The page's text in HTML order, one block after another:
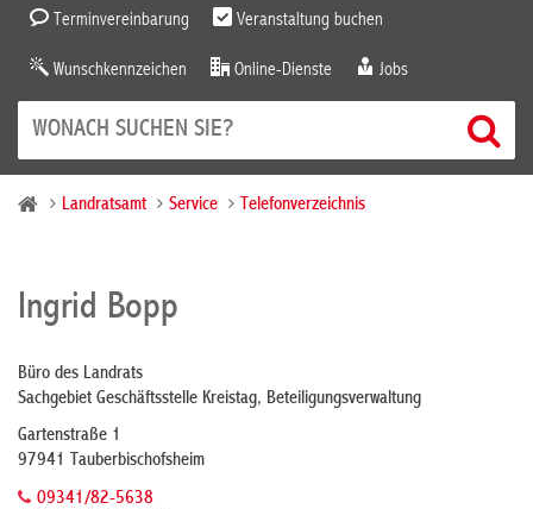
Terminvereinbarung Veranstaltung buchen
Wunschkennzeichen Online-Dienste Jobs
Landratsamt Service Telefonverzeichnis
Ingrid Bopp
Büro des Landrats
Sachgebiet Geschäftsstelle Kreistag, Beteiligungsverwaltung
Gartenstraße 1
97941 Tauberbischofsheim
09341/82-5638